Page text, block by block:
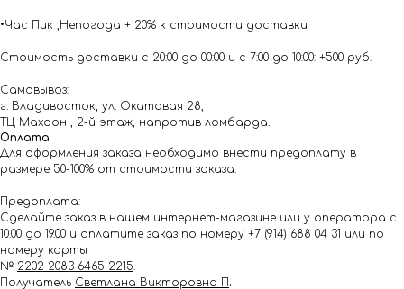
•Час Пик ,Непогода + 20% к стоимости доставки
Стоимость доставки с 20:00 до 00:00 и с 7:00 до 10:00: +500 руб.
Самовывоз:
г. Владивосток, ул. Окатовая 28,
ТЦ Махаон , 2-й этаж, напротив ломбарда.
Оплата
Для оформления заказа необходимо внести предоплату в
размере 50-100% от стоимости заказа.
Предоплата:
Сделайте заказ в нашем интернет-магазине или у оператора с
10.00 до 19.00 и оплатите заказ по номеру +7 (914) 688 04 31 или по
номеру карты
№ 2202 2083 6465 2215.
Получатель Светлана Викторовна П .